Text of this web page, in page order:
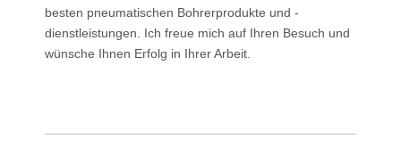
besten pneumatischen Bohrerprodukte und -
dienstleistungen. Ich freue mich auf Ihren Besuch und
wünsche Ihnen Erfolg in Ihrer Arbeit.